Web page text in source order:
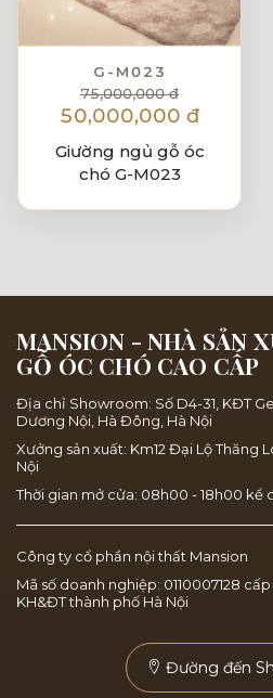
G-M023
75,000,000 đ
50,000,000 đ
Giường ngủ gỗ óc
chó G-M023
MANSION - NHÀ SẢN
GỖ ÓC CHÓ CAO CẤP
Địa chỉ Showroom: Số D4-31, KĐT
Dương Nội, Hà Đông, Hà Nội
Xưởng sản xuất: Km12 Đại Lộ Thăng
Nội
Thời gian mở cửa: 08h00 - 18h00 kể
Công ty cổ phần nội thất Mansion
Mã số doanh nghiệp: 0110007128
KH&ĐT thành phố Hà Nội
Đường đến